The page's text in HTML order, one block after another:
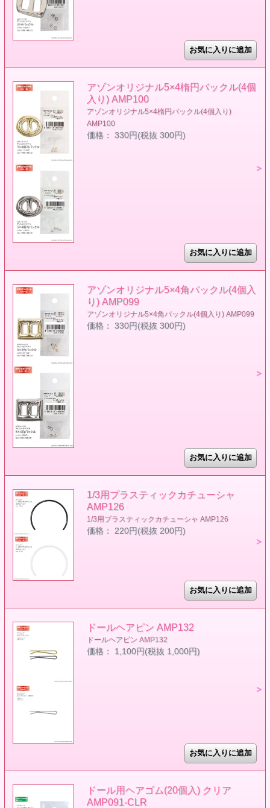
アゾンオリジナル5×4楕円バックル(4個
入り) AMP100
アゾンオリジナル5×4楕円バックル(4個入り)
AMP100
価格： 330円(税抜 300円)
アゾンオリジナル5×4角バックル(4個入
り) AMP099
アゾンオリジナル5×4角バックル(4個入り) AMP099
価格： 330円(税抜 300円)
1/3用プラスティックカチューシャ
AMP126
1/3用プラスティックカチューシャ AMP126
価格： 220円(税抜 200円)
ドールヘアピン AMP132
ドールヘアピン AMP132
価格： 1,100円(税抜 1,000円)
ドール用ヘアゴム(20個入) クリア
AMP091-CLR